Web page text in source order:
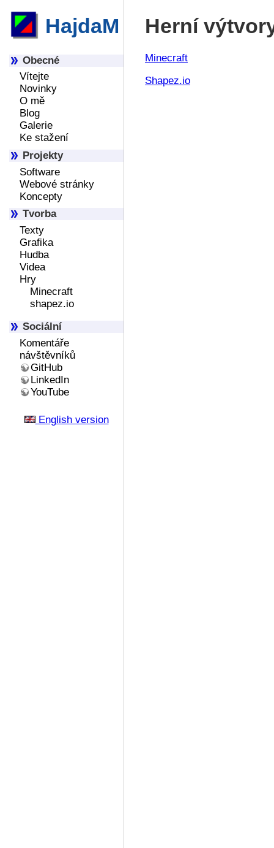
HajdaM
Obecné
Vítejte
Novinky
O mě
Blog
Galerie
Ke stažení
Projekty
Software
Webové stránky
Koncepty
Tvorba
Texty
Grafika
Hudba
Videa
Hry
Minecraft
shapez.io
Sociální
Komentáře
návštěvníků
GitHub
LinkedIn
YouTube
English version
Herní
Minecraft
Shapez.io